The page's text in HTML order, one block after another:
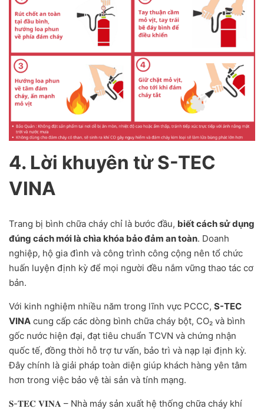
4. Lời khuyên từ S-TEC
VINA
Trang bị bình chữa cháy chỉ là bước đầu, biết cách sử dụng
đúng cách mới là chìa khóa bảo đảm an toàn. Doanh
nghiệp, hộ gia đình và công trình công cộng nên tổ chức
huấn luyện định kỳ để mọi người đều nắm vững thao tác cơ
bản.
Với kinh nghiệm nhiều năm trong lĩnh vực PCCC, S-TEC
VINA cung cấp các dòng bình chữa cháy bột, CO₂ và bình
gốc nước hiện đại, đạt tiêu chuẩn TCVN và chứng nhận
quốc tế, đồng thời hỗ trợ tư vấn, bảo trì và nạp lại định kỳ.
Đây chính là giải pháp toàn diện giúp khách hàng yên tâm
hơn trong việc bảo vệ tài sản và tính mạng.
𝐒-𝐓𝐄𝐂 𝐕𝐈𝐍𝐀 – Nhà máy sản xuất hệ thống chữa cháy khí